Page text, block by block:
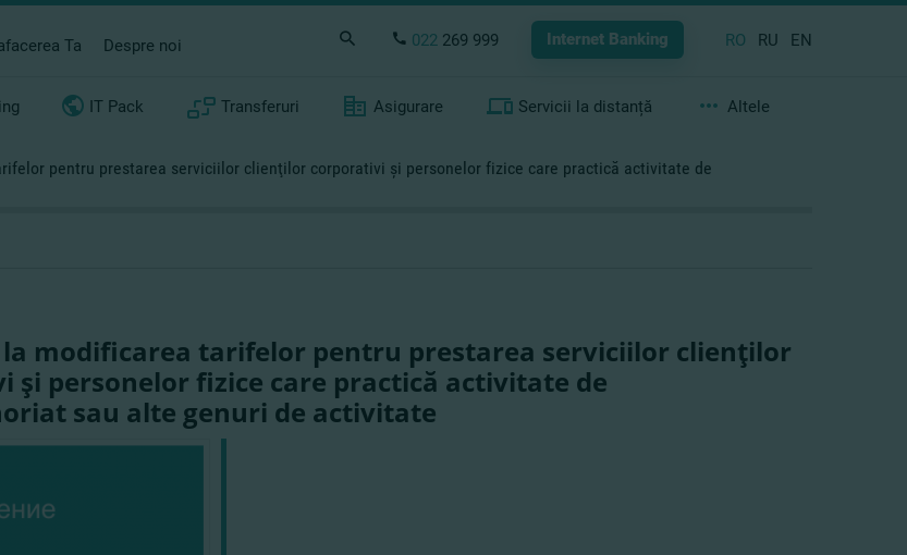
Ta Despre noi 022 269 999 Internet Banking RO RU EN
IT Pack Transferuri Asigurare Servicii la distanță Altele
pentru prestarea serviciilor clienţilor corporativi şi personelor fizice care practică activitate de
modificarea tarifelor pentru prestarea serviciilor clienţilor
şi personelor fizice care practică activitate de
sau alte genuri de activitate